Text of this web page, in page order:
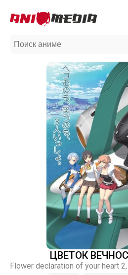
ЦВЕТОК
Flower declaration of your heart